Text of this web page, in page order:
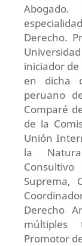
Derecho.
iniciador
en dicha
peruano
Comparé
de la
Unión
la
Suprema,
Derecho
múltiples
Promotor